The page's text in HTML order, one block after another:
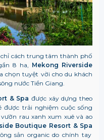
cách trung tâm thành phố
8 ha, Mekong Riverside
chọn tuyệt vời cho du khách
nước Tiền Giang.
& Spa được xây dựng theo
được trải nghiệm cuộc sống
rau xanh xum xuê và ao
Boutique Resort & Spa
sản organic do chính tay